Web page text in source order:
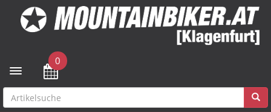
Toggle navigation
0